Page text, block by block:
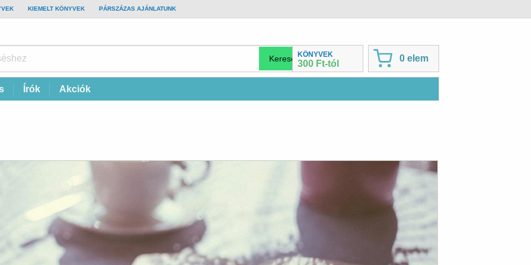
KIEMELT KÖNYVEK PÁRSZÁZAS AJÁNLATUNK
KÖNYVEK
300 Ft-tól
0 elem
Írók Akciók